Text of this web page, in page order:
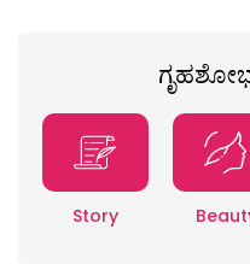
Story